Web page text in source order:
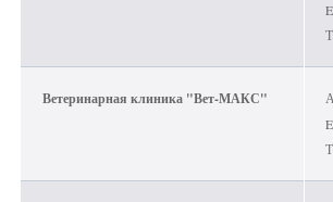
Ветеринарная клиника "Вет-МАКС"